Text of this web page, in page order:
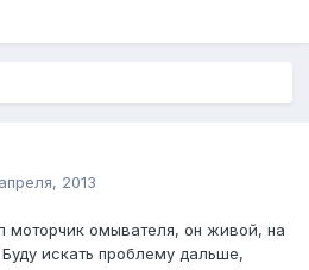
2013
моторчик омывателя, он живой, на
искать проблему дальше,